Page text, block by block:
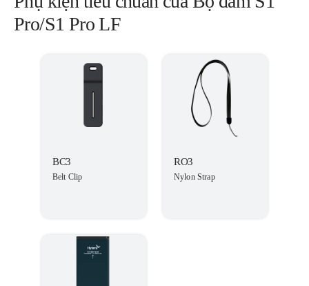
Pro/S1 Pro LF
BC3
Belt Clip
RO3
Nylon Strap